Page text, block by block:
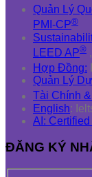
Quản Lý
PMI-CP®
LEED AP® ,
Hợp Đồng:
Quản Lý
Tài Chính
English:
AI:
ĐĂNG KÝ